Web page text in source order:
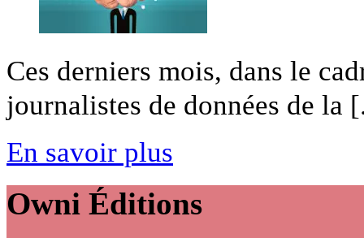
Ces derniers mois, dans le
journalistes de données de la
En savoir plus
Owni Éditions